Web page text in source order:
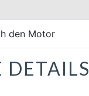
den Motor
DETAILS